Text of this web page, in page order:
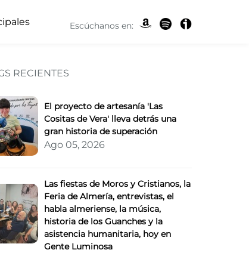
Escúchanos en:
RECIENTES
El proyecto de artesanía 'Las
Cositas de Vera' lleva detrás una
gran historia de superación
Ago 05, 2026
Las fiestas de Moros y Cristianos, la
Feria de Almería, entrevistas, el
habla almeriense, la música,
historia de los Guanches y la
asistencia humanitaria, hoy en
Gente Luminosa